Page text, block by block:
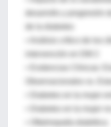
desarrollo y progresión
• Análisis crítico de los
• Oftalmopatía diabética